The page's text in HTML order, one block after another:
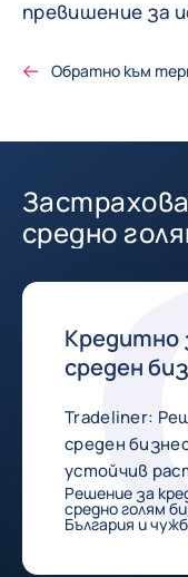
превишение за
Обратно към
средно
Кредитно
среден
Tradeliner:
среден
устойчив
Решение за
средно голям
България и